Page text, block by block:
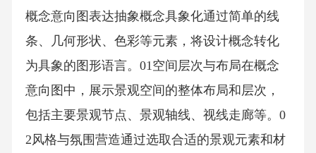
概念意向图表达抽象概念具象化通过简单的线
条、几何形状、色彩等元素，将设计概念转化
为具象的图形语言。01空间层次与布局在概念
意向图中，展示景观空间的整体布局和层次，
包括主要景观节点、景观轴线、视线走廊等。0
2风格与氛围营造通过选取合适的景观元素和材